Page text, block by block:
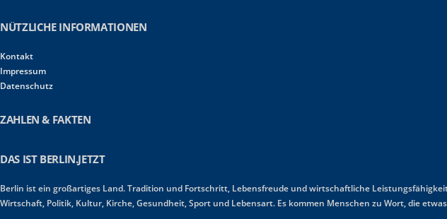
NÜTZLICHE INFORMATIONEN
Kontakt
Impressum
Datenschutz
ZAHLEN & FAKTEN
DAS IST BERLIN.JETZT
Berlin ist ein großartiges Land. Tradition und Fortschritt, Lebensfreude und wirtschaftliche
Wirtschaft, Politik, Kultur, Kirche, Gesundheit, Sport und Lebensart. Es kommen Menschen zu Wort, die